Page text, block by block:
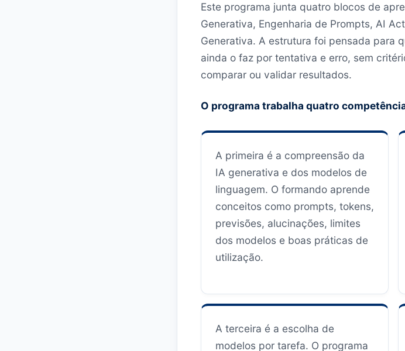
Este programa junta quatro blocos de
Generativa, Engenharia de Prompts, AI
Generativa. A estrutura foi pensada para
ainda o faz por tentativa e erro, sem
comparar ou validar resultados.
O programa trabalha quatro
A primeira é a compreensão da
IA generativa e dos modelos de
linguagem. O formando aprende
conceitos como prompts, tokens,
previsões, alucinações, limites
dos modelos e boas práticas de
utilização.
A terceira é a escolha de
modelos por tarefa. O programa